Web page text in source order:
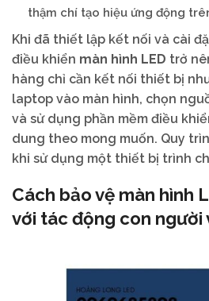
thậm chí tạo hiệu ứng động
Khi đã thiết lập kết nối và cài
điều khiển màn hình LED trở
hàng chỉ cần kết nối thiết bị
laptop vào màn hình, chọn
và sử dụng phần mềm điều
dung theo mong muốn. Quy
khi sử dụng một thiết bị trình
Cách bảo vệ màn hình
với tác động con người